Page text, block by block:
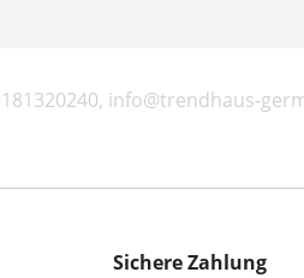
info@trendhaus-
Sichere Zahlung